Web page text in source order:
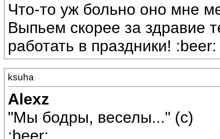
Что-то уж больно оно мне
Выпьем скорее за здравие
работать в праздники! :beer:
ksuha
Alexz
"Мы бодры, веселы..." (с)